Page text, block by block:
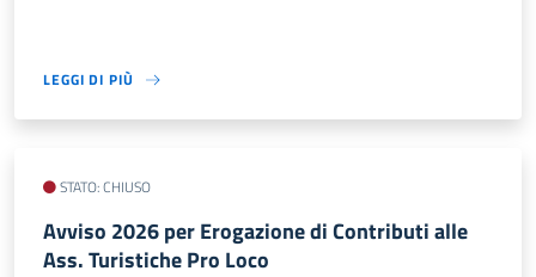
LEGGI DI PIÙ
STATO: CHIUSO
Avviso 2026 per Erogazione di Contributi alle
Ass. Turistiche Pro Loco